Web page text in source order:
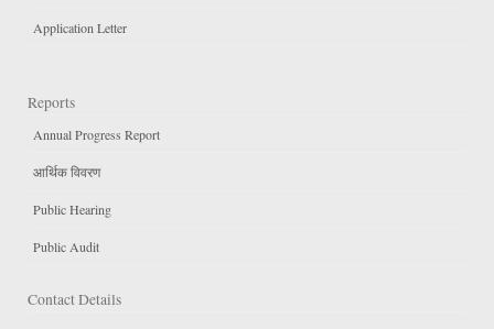
Application Letter
Reports
Annual Progress Report
आर्थिक विवरण
Public Hearing
Public Audit
Contact Details